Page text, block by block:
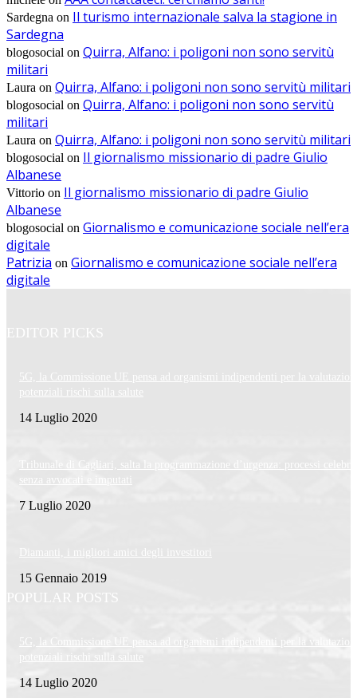
Sardegna on Il turismo internazionale salva la stagione in
Sardegna
blogosocial on Quirra, Alfano: i poligoni non sono servitù
militari
Laura on Quirra, Alfano: i poligoni non sono servitù militari
blogosocial on Quirra, Alfano: i poligoni non sono servitù
militari
Laura on Quirra, Alfano: i poligoni non sono servitù militari
blogosocial on Il giornalismo missionario di padre Giulio
Albanese
Vittorio on Il giornalismo missionario di padre Giulio
Albanese
blogosocial on Giornalismo e comunicazione sociale nell’era
digitale
Patrizia on Giornalismo e comunicazione sociale nell’era
digitale
EDITOR PICKS
5G, la Commissione UE pensa ad organismi indipendenti per la
potenziali rischi sulla salute
14 Luglio 2020
Tribunale di Cagliari, salta la programmazione d’urgenza: processi
senza avvocati e imputati
7 Luglio 2020
Diamanti, i migliori amici degli investitori
15 Gennaio 2019
POPULAR POSTS
5G, la Commissione UE pensa ad organismi indipendenti per la
potenziali rischi sulla salute
14 Luglio 2020